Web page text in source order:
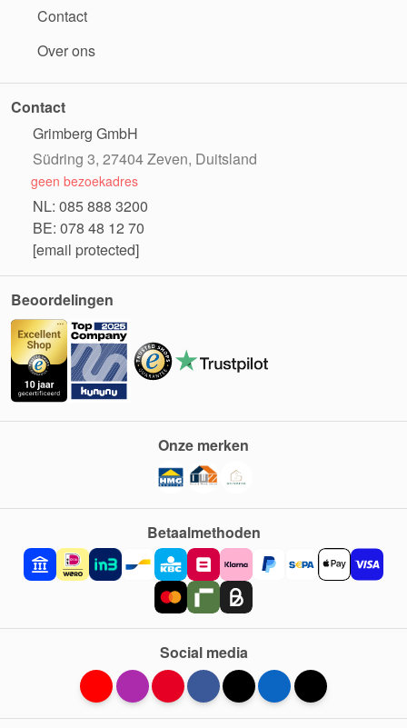
Contact
Over ons
Contact
Grimberg GmbH
Südring 3, 27404 Zeven, Duitsland
geen bezoekadres
NL: 085 888 3200
BE: 078 48 12 70
[email protected]
Beoordelingen
Betaalmethoden
Onze merken
Social media